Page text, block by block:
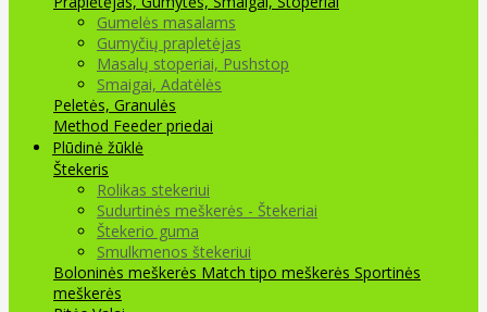
Gumelės masalams
Gumyčių prapletėjas
Masalų stoperiai, Pushstop
Smaigai, Adatėlės
Peletės, Granulės
Method Feeder priedai
Plūdinė žūklė
Štekeris
Rolikas stekeriui
Sudurtinės meškerės - Štekeriai
Štekerio guma
Smulkmenos štekeriui
Boloninės meškerės Match tipo meškerės Sportinės
meškerės